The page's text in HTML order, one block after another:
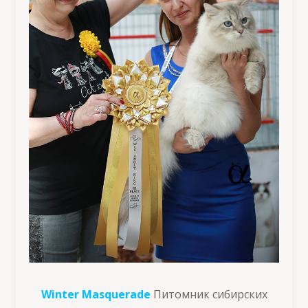
Winter Masquerade Питомник сибирских